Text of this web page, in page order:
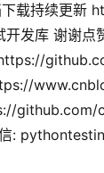
下载持续更
开发库 谢谢
: